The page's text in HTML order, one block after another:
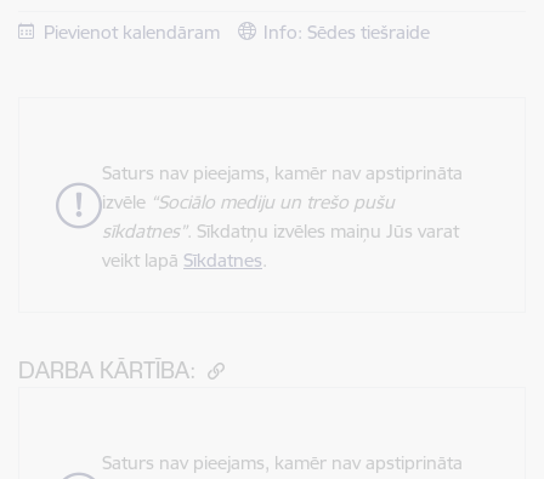
Pievienot kalendāram Info: Sēdes tiešraide
Saturs nav pieejams, kamēr nav apstiprināta
izvēle “Sociālo mediju un trešo pušu
sīkdatnes”. Sīkdatņu izvēles maiņu Jūs varat
veikt lapā Sīkdatnes.
DARBA KĀRTĪBA:
Saturs nav pieejams, kamēr nav apstiprināta